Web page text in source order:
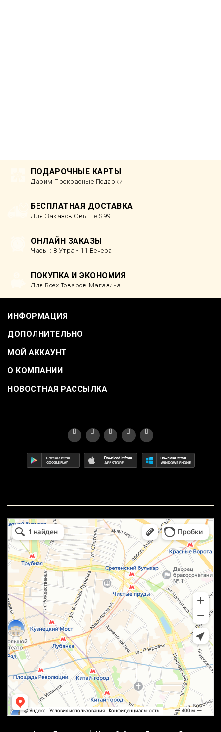
ПОДАРОЧНЫЕ КАРТЫ
Дарим Прекрасные Подарки
БЕСПЛАТНАЯ ДОСТАВКА
Для Заказов Свыше $99
ОНЛАЙН ЗАКАЗЫ
Часы : 8 Утра - 11 Вечера
ПОКУПКА И ЭКОНОМИЯ
Для Всех Товаров Магазина
ИНФОРМАЦИЯ
ДОПОЛНИТЕЛЬНО
МОЙ АККАУНТ
О КОМПАНИИ
НОВОСТНАЯ РАССЫЛКА
маркетплейс охотный ряд в Москве
Москва